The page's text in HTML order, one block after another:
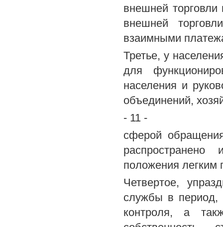
внешней
внешней
взаимными
Третье, у
для
населения и
объединений,
- 11 -
сферой
положения легким
Четвертое,
службы в период,
контроля, а